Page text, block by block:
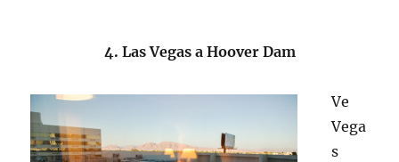
4. Las Vegas a Hoover Dam
Ve
Vega
s